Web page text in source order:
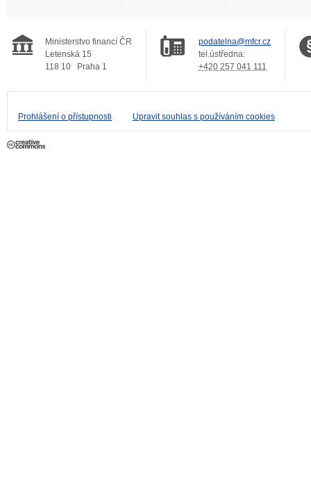
Ministerstvo financí ČR
Letenská 15
118 10
Praha 1
podatelna@mfcr.cz
tel.ústředna:
+420 257 041 111
Prohlášení o přístupnosti Upravit souhlas s používáním cookies